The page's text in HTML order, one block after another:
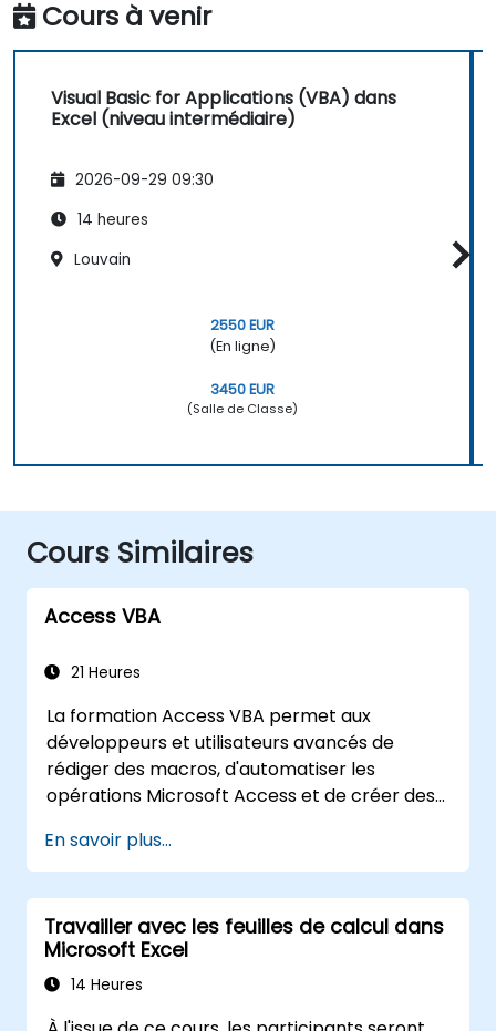
Cours à venir
Visual Basic for Applications (VBA) dans
Excel (niveau intermédiaire)
2026-09-29 09:30
14 heures
Louvain
2550 EUR
(En ligne)
3450 EUR
(Salle de Classe)
Cours Similaires
Access VBA
21 Heures
La formation Access VBA permet aux
développeurs et utilisateurs avancés de
rédiger des macros, d'automatiser les
opérations Microsoft Access et de créer des
Elle couvre les concepts fondamentaux de
l'intégration de Visual Basic for Applications
avec MS Access, explore les techniques
essentielles d'automatisation du modèle
d'objets et de manipulation des données, et
dote les professionnels de la base de données
En savoir plus...
Travailler avec les feuilles de calcul dans
Microsoft Excel
14 Heures